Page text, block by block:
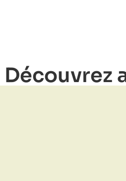
Découvrez